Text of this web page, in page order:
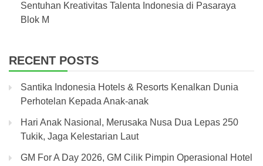
Sentuhan Kreativitas Talenta Indonesia di Pasaraya
Blok M
RECENT POSTS
Santika Indonesia Hotels & Resorts Kenalkan Dunia
Perhotelan Kepada Anak-anak
Hari Anak Nasional, Merusaka Nusa Dua Lepas 250
Tukik, Jaga Kelestarian Laut
GM For A Day 2026, GM Cilik Pimpin Operasional Hotel